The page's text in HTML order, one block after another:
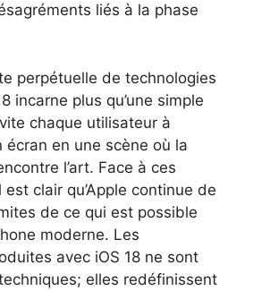
liés à la phase
perpétuelle de technologies
incarne plus qu’une simple
chaque utilisateur à
écran en une scène où la
l’art. Face à ces
clair qu’Apple continue de
de ce qui est possible
moderne. Les
avec iOS 18 ne sont
elles redéfinissent